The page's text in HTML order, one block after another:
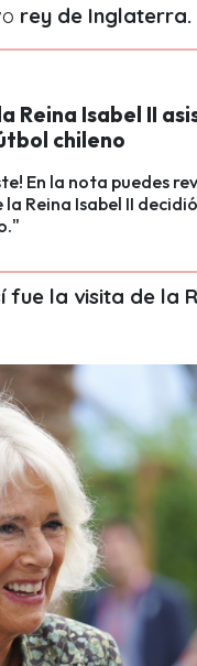
rey de Inglaterra.
Reina Isabel II
chileno
En la nota puedes
la Reina Isabel II
fue la visita de la